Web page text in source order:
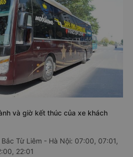
và giờ kết thúc của xe khách
Từ Liêm - Hà Nội: 07:00, 07:01,
22:01